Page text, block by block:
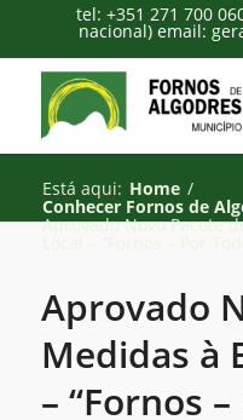
tel: +351 271 700
nacional) email:
Está aqui: Home /
Conhecer Fornos de
Aprovado Novo Pacote
Local – “Fornos – Por
Aprovado
Medidas à
– “Fornos